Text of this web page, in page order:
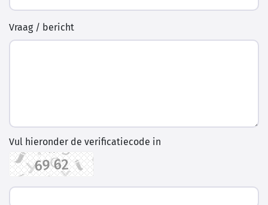
Vraag / bericht
Vul hieronder de verificatiecode in